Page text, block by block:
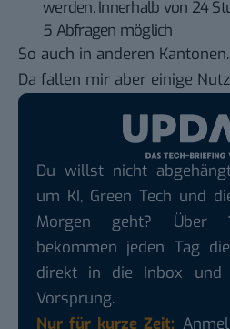
werden. Innerhalb von 24
5 Abfragen möglich
So auch in anderen Kantonen.
Da fallen mir aber einige
Du willst nicht
um KI, Green Tech und
Morgen geht? Über
bekommen jeden Tag
direkt in die Inbox und
Vorsprung.
Nur für kurze Zeit: